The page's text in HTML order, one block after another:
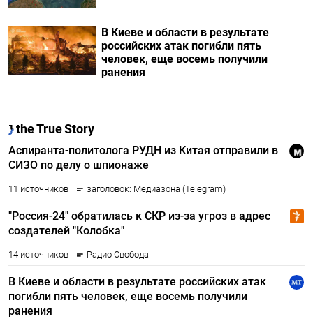
В Киеве и области в результате
российских атак погибли пять
человек, еще восемь получили
ранения